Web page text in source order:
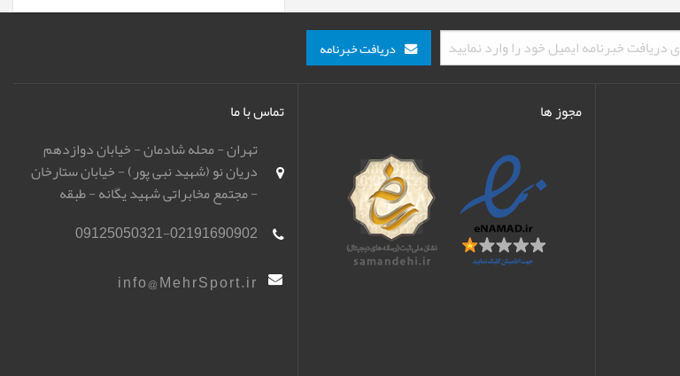
دریافت خبرنامه
مجوز ها
تماس با ما
تهران - محله شادمان - خیابان دوازدهم
دریان نو (شهید نبی پور) - خیابان ستارخان
- مجتمع مخابراتی شهید یگانه - طبقه
(مهرگان)
09125050321-02191690902
info@MehrSport.ir